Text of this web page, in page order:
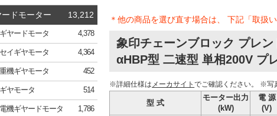
ードモーター 13,212
ギヤードモータ 4,378
イギヤモータ 4,364
機ギヤモータ 452
ギヤモータ 514
機ギヤードモータ 1,786
＊他の商品を選び直す場合は、 下記「取扱
象印チェーンブロック プレ
αHBP型 二速型 単相200V プ
※詳細仕様は メーカサイトでご確認ください。 ※写
型 式
モーター出力
(kW)
電 源
(V)